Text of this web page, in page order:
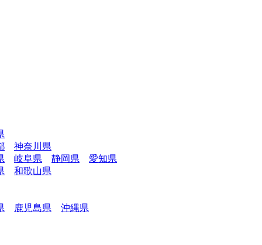
神奈川県
岐阜県 静岡県
愛知県
和歌山県
鹿児島県 沖縄県